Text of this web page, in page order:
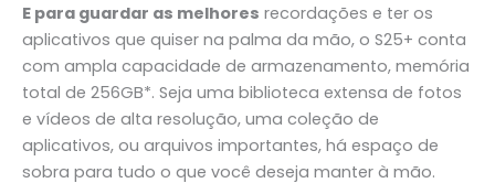
E para guardar as melhores recordações e ter os
aplicativos que quiser na palma da mão, o S25+ conta
com ampla capacidade de armazenamento, memória
total de 256GB*. Seja uma biblioteca extensa de fotos
e vídeos de alta resolução, uma coleção de
aplicativos, ou arquivos importantes, há espaço de
sobra para tudo o que você deseja manter à mão.